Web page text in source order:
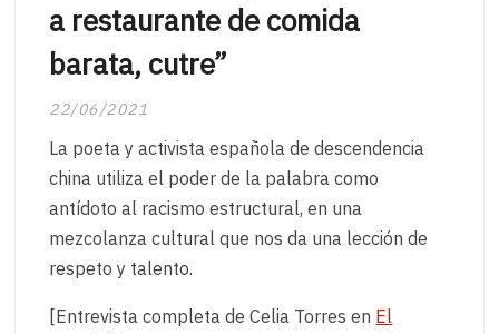
a restaurante de comida
barata, cutre”
22/06/2021
La poeta y activista española de descendencia
china utiliza el poder de la palabra como
antídoto al racismo estructural, en una
mezcolanza cultural que nos da una lección de
respeto y talento.
[Entrevista completa de Celia Torres en El